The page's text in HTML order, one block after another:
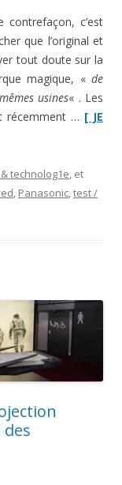
c’est
que l’original et
tout doute sur la
magique, « de
usines« . Les
récemment … [ JE
technolog1e, et
, Panasonic,test /